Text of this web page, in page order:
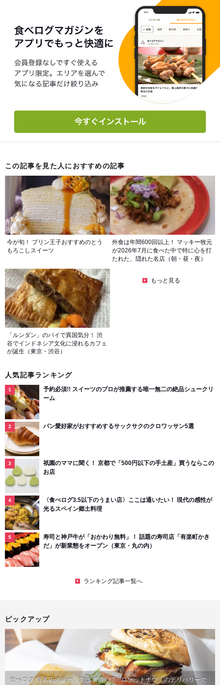
この記事を見た人におすすめの記事
今が旬！ プリン王子おすすめのとう
もろこしスイーツ
外食は年間600回以上！ マッキー牧元
が2026年7月に食べた中で特に心を打
たれた、隠れた名店（朝・昼・夜）
「ルンダン」のパイで異国気分！ 渋
谷でインドネシア文化に浸れるカフェ
が誕生（東京・渋谷）
もっと見る
人気記事ランキング
予約必須!! スイーツのプロが推薦する唯一無二の絶品シュークリ
ーム
パン愛好家がおすすめするサックサクのクロワッサン5選
祇園のママに聞く！ 京都で「500円以下の手土産」買うならこの
お店
〈食べログ3.5以下のうまい店〉ここは通いたい！ 現代の感性が
光るスペイン郷土料理
寿司と神戸牛が「おかわり無料」！ 話題の寿司店「有楽町かき
だ」が新業態をオープン（東京・丸の内）
ランキング記事一覧へ
ピックアップ
食べログ 百名店の味が、並ばず届く!?「ロケットナウ」のデリバリーで